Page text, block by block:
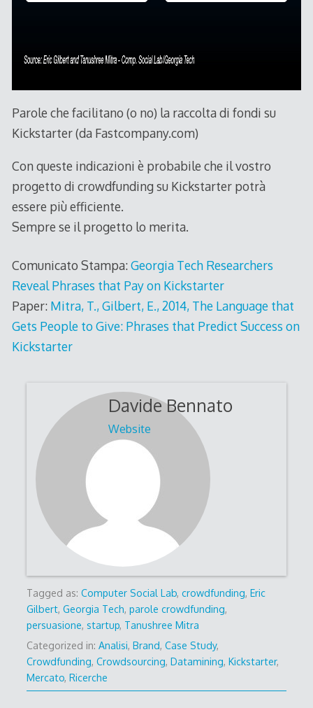
Parole che facilitano (o no) la raccolta di fondi su
Kickstarter (da Fastcompany.com)
Con queste indicazioni è probabile che il vostro
progetto di crowdfunding su Kickstarter potrà
essere più efficiente.
Sempre se il progetto lo merita.
Comunicato Stampa:Georgia Tech Researchers
Reveal Phrases that Pay on Kickstarter
Paper: Mitra, T., Gilbert, E., 2014, The Language that
Gets People to Give: Phrases that Predict Success on
Kickstarter
Davide Bennato
Website
Tagged as: Computer Social Lab, crowdfunding, Eric
Gilbert, Georgia Tech, parole crowdfunding,
persuasione, startup, Tanushree Mitra
Categorized in: Analisi, Brand, Case Study,
Crowdfunding, Crowdsourcing, Datamining, Kickstarter,
Mercato, Ricerche